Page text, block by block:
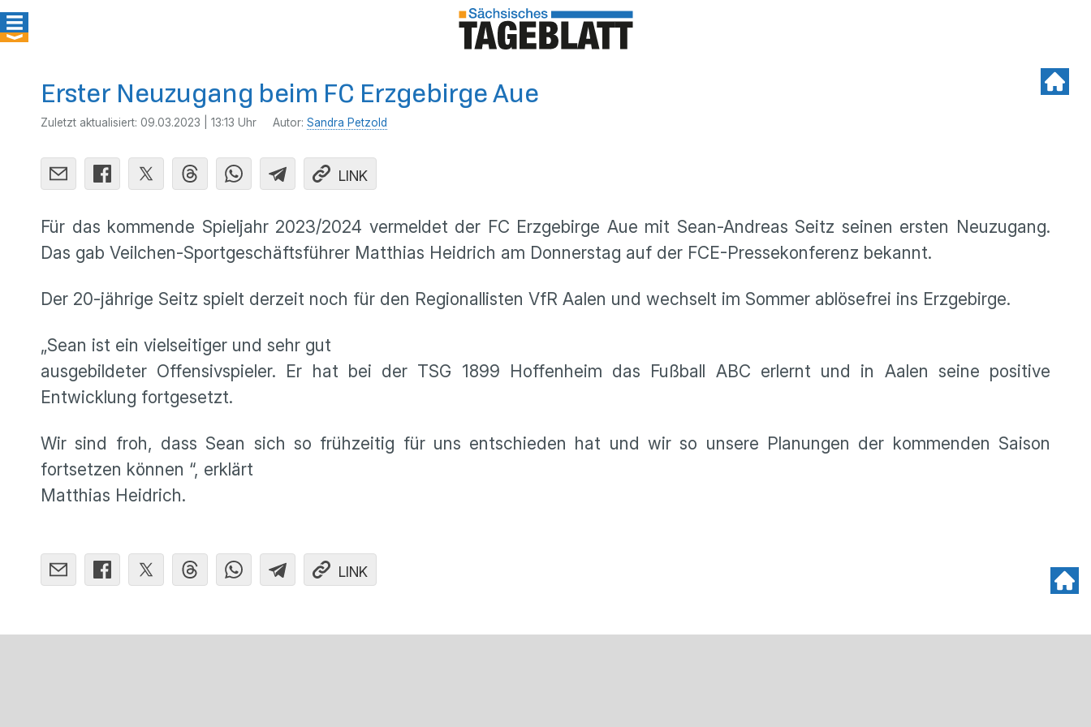
Erster Neuzugang beim FC Erzgebirge Aue
Zuletzt aktualisiert: 09.03.2023 | 13:13 Uhr Autor: Sandra Petzold
LINK
Für das kommende Spieljahr 2023/2024 vermeldet der FC Erzgebirge Aue mit Sean-Andreas Seitz seinen ersten Neuzugang.
Das gab Veilchen-Sportgeschäftsführer Matthias Heidrich am Donnerstag auf der FCE-Pressekonferenz bekannt.
Der 20-jährige Seitz spielt derzeit noch für den Regionallisten VfR Aalen und wechselt im Sommer ablösefrei ins Erzgebirge.
„Sean ist ein vielseitiger und sehr gut
ausgebildeter Offensivspieler. Er hat bei der TSG 1899 Hoffenheim das Fußball ABC erlernt und in Aalen seine positive
Entwicklung fortgesetzt.
Wir sind froh, dass Sean sich so frühzeitig für uns entschieden hat und wir so unsere Planungen der kommenden Saison
fortsetzen können “, erklärt
Matthias Heidrich.
LINK